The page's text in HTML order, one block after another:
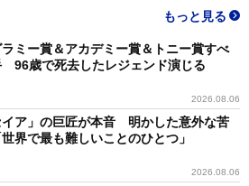
もっと見る
ミー賞＆アカデミー賞＆トニー賞すべ
96歳で死去したレジェンド演じる
2026.08.06
イア」の巨匠が本音 明かした意外な苦
界で最も難しいことのひとつ」
2026.08.06